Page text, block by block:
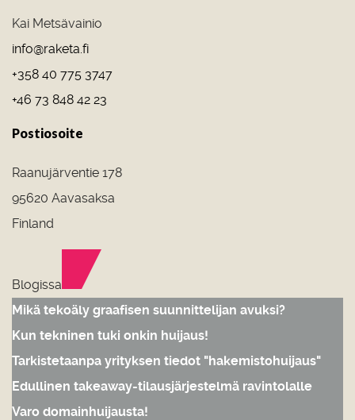
Kai Metsävainio
info@raketa.fi
+358 40 775 3747
+46 73 848 42 23
Postiosoite
Raanujärventie 178
95620 Aavasaksa
Finland
Blogissa
Mikä tekoäly graafisen suunnittelijan avuksi?
Kun tekninen tuki onkin huijaus!
Tarkistetaanpa yrityksen tiedot "hakemistohuijaus"
Edullinen takeaway-tilausjärjestelmä ravintolalle
Varo domainhuijausta!